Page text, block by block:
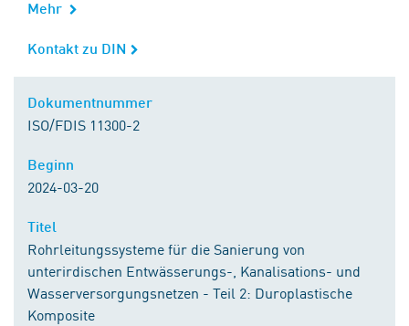
Mehr
Kontakt zu DIN
Kontakt zu DIN
Dokumentnummer
ISO/FDIS 11300-2
Beginn
2024-03-20
Titel
Rohrleitungssysteme für die Sanierung von
unterirdischen Entwässerungs-, Kanalisations- und
Wasserversorgungsnetzen - Teil 2: Duroplastische
Komposite